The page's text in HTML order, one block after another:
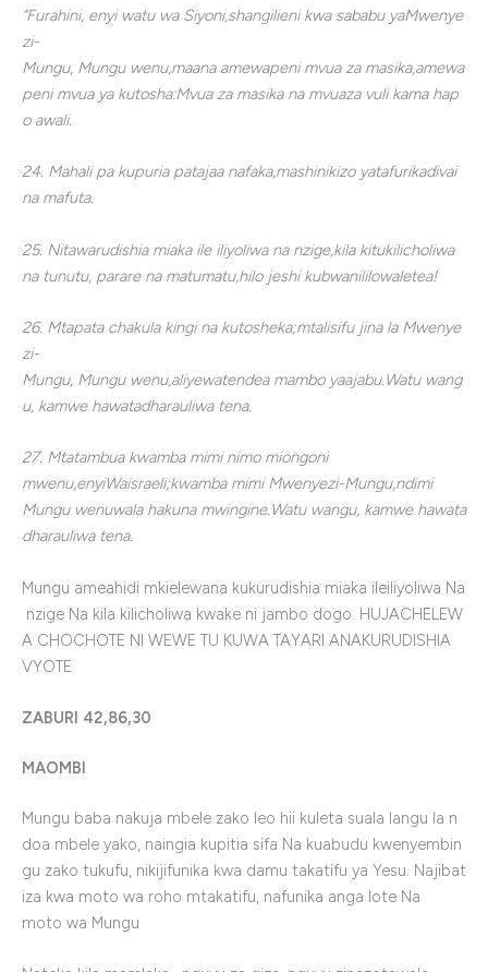
“Furahini, enyi watu wa Siyoni,shangilieni kwa sababu yaMwenye
zi-
Mungu, Mungu wenu,maana amewapeni mvua za masika,amewa
peni mvua ya kutosha:Mvua za masika na mvuaza vuli kama hap
o awali.
24. Mahali pa kupuria patajaa nafaka,mashinikizo yatafurikadivai
na mafuta.
25. Nitawarudishia miaka ile iliyoliwa na nzige,kila kitukilicholiwa
na tunutu, parare na matumatu,hilo jeshi kubwanililowaletea!
26. Mtapata chakula kingi na kutosheka;mtalisifu jina la Mwenye
zi-
Mungu, Mungu wenu,aliyewatendea mambo yaajabu.Watu wang
u, kamwe hawatadharauliwa tena.
27. Mtatambua kwamba mimi nimo miongoni
mwenu,enyiWaisraeli;kwamba mimi Mwenyezi-Mungu,ndimi
Mungu wenuwala hakuna mwingine.Watu wangu, kamwe hawata
dharauliwa tena.
Mungu ameahidi mkielewana kukurudishia miaka ileiliyoliwa Na
nzige Na kila kilicholiwa kwake ni jambo dogo HUJACHELEW
A CHOCHOTE NI WEWE TU KUWA TAYARI ANAKURUDISHIA
VYOTE
ZABURI 42,86,30
MAOMBI
Mungu baba nakuja mbele zako leo hii kuleta suala langu la n
doa mbele yako, naingia kupitia sifa Na kuabudu kwenyembin
gu zako tukufu, nikijifunika kwa damu takatifu ya Yesu. Najibat
iza kwa moto wa roho mtakatifu, nafunika anga lote Na
moto wa Mungu